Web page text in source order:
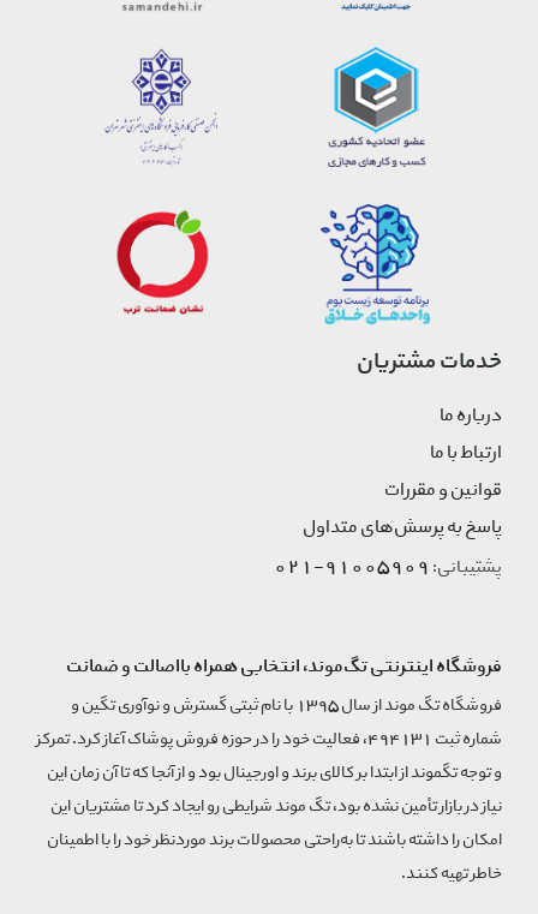
خدمات مشتریان
درباره ما
ارتباط با ما
قوانین و مقررات
پاسخ به پرسش‌های متداول
پشتیبانی: 91005909-021
فروشگاه اینترنتی تگ‌موند، انتخابی همراه بااصالت و ضمانت
فروشگاه تگ موند از سال 1395 با نام ثبتی گسترش و نوآوری تگین و
شماره ثبت 494131، فعالیت خود را در حوزه فروش پوشاک آغاز کرد. تمرکز
و توجه تگموند از ابتدا بر کالای برند و اورجینال بود و از آنجا که تا آن زمان این
نیاز در بازار تأمین نشده بود، تگ موند شرایطی رو ایجاد کرد تا مشتریان این
امکان را داشته باشند تا به‌راحتی محصولات برند مورد‌نظر خود را با اطمینان
خاطر تهیه کنند.